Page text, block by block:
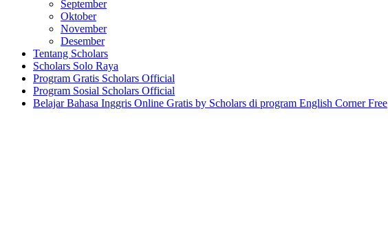
September
Oktober
November
Desember
Tentang Scholars
Scholars Solo Raya
Program Gratis Scholars Official
Program Sosial Scholars Official
Belajar Bahasa Inggris Online Gratis by Scholars di program English Corner Free